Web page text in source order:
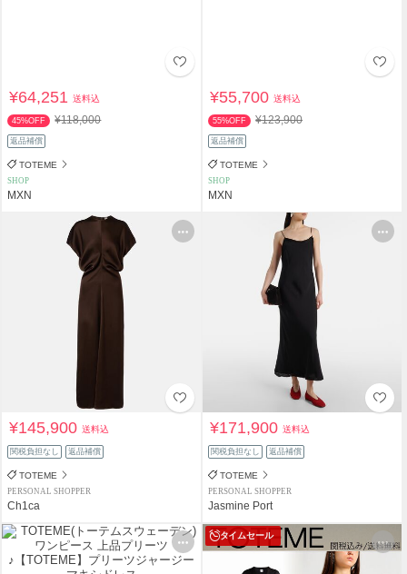
¥64,251送料込
45%OFF ¥118,000
返品補償
TOTEME
SHOP
MXN
¥55,700送料込
55%OFF ¥123,900
返品補償
TOTEME
SHOP
MXN
¥145,900送料込
関税負担なし 返品補償
TOTEME
PERSONAL SHOPPER
Ch1ca
¥171,900送料込
関税負担なし 返品補償
TOTEME
PERSONAL SHOPPER
Jasmine Port
タイムセール